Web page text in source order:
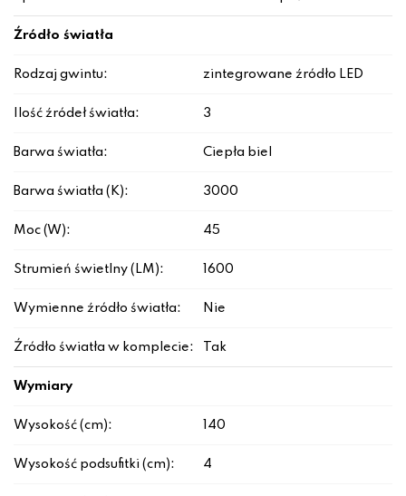
Źródło światła
Rodzaj gwintu: zintegrowane źródło LED
Ilość źródeł światła: 3
Barwa światła: Ciepła biel
Barwa światła (K): 3000
Moc (W): 45
Strumień świetlny (LM): 1600
Wymienne źródło światła: Nie
Źródło światła w komplecie: Tak
Wymiary
Wysokość (cm): 140
Wysokość podsufitki (cm): 4